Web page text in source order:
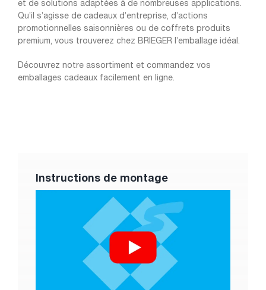
et de solutions adaptées à de nombreuses applications.
Qu’il s’agisse de cadeaux d’entreprise, d’actions
promotionnelles saisonnières ou de coffrets produits
premium, vous trouverez chez BRIEGER l’emballage idéal.
Découvrez notre assortiment et commandez vos
emballages cadeaux facilement en ligne.
Instructions de montage